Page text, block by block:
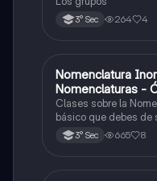
3° Sec 264 4
Química
Nomenclatura
Nomenclaturas -
Hidróxido o Bases
Clases sobre la
básico que debes de
2025)3° Sec 665 8